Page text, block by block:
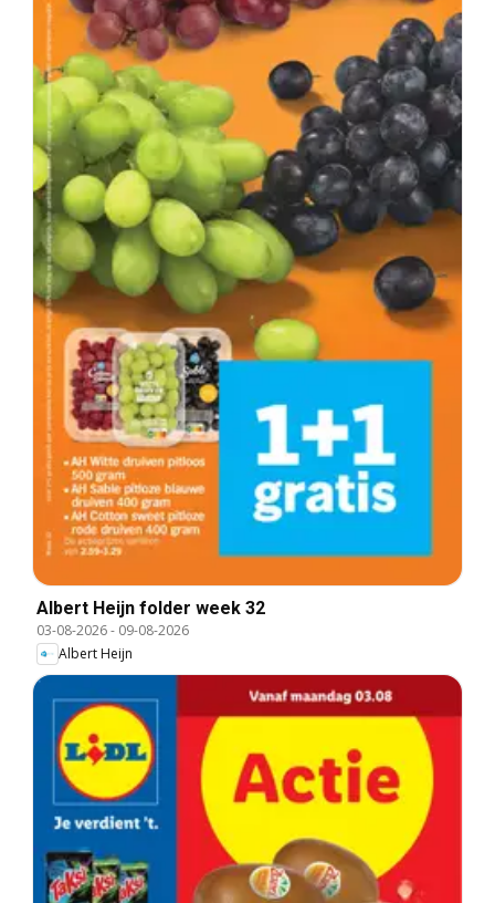
Albert Heijn folder week 32
03-08-2026- 09-08-2026
Albert Heijn